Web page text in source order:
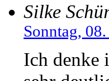
Silke
Sonntag,
Ich denke